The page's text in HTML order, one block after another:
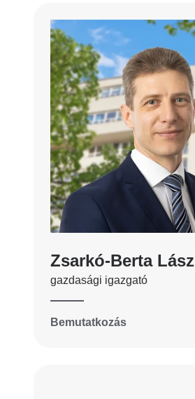
Zsarkó-Berta
gazdasági igazgató
Bemutatkozás